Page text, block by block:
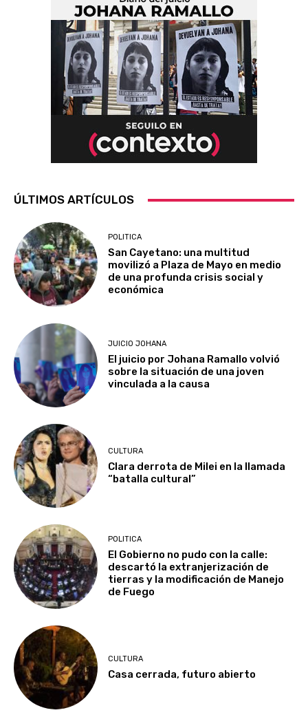
ÚLTIMOS ARTÍCULOS
POLITICA
San Cayetano: una multitud
movilizó a Plaza de Mayo en medio
de una profunda crisis social y
económica
JUICIO JOHANA
El juicio por Johana Ramallo volvió
sobre la situación de una joven
vinculada a la causa
CULTURA
Clara derrota de Milei en la llamada
“batalla cultural”
POLITICA
El Gobierno no pudo con la calle:
descartó la extranjerización de
tierras y la modificación de Manejo
de Fuego
CULTURA
Casa cerrada, futuro abierto